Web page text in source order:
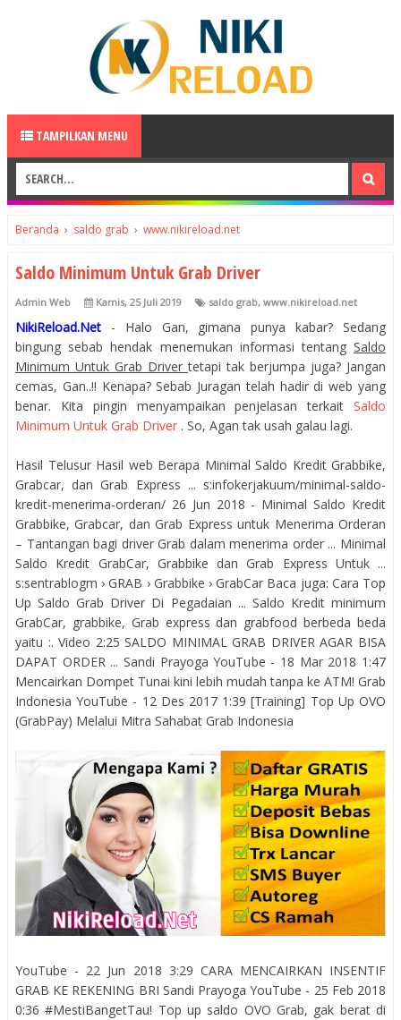
TAMPILKAN MENU
Beranda › saldo grab › www.nikireload.net
Saldo Minimum Untuk Grab Driver
Admin Web Kamis, 25 Juli 2019 saldo grab, www.nikireload.net
NikiReload.Net - Halo Gan, gimana punya kabar? Sedang
bingung sebab hendak menemukan informasi tentang Saldo
Minimum Untuk Grab Drivertetapi tak berjumpa juga? Jangan
cemas, Gan..!! Kenapa? Sebab Juragan telah hadir di web yang
benar. Kita pingin menyampaikan penjelasan terkait Saldo
Minimum Untuk Grab Driver . So, Agan tak usah galau lagi.
Hasil Telusur Hasil web Berapa Minimal Saldo Kredit Grabbike,
Grabcar, dan Grab Express ... s:infokerjakuum/minimal-saldo-
kredit-menerima-orderan/ 26 Jun 2018 - Minimal Saldo Kredit
Grabbike, Grabcar, dan Grab Express untuk Menerima Orderan
– Tantangan bagi driver Grab dalam menerima order ... Minimal
Saldo Kredit GrabCar, Grabbike dan Grab Express Untuk ...
s:sentrablogm › GRAB › Grabbike › GrabCar Baca juga: Cara Top
Up Saldo Grab Driver Di Pegadaian ... Saldo Kredit minimum
GrabCar, grabbike, Grab express dan grabfood berbeda beda
yaitu :. Video 2:25 SALDO MINIMAL GRAB DRIVER AGAR BISA
DAPAT ORDER ... Sandi Prayoga YouTube - 18 Mar 2018 1:47
Mencairkan Dompet Tunai kini lebih mudah tanpa ke ATM! Grab
Indonesia YouTube - 12 Des 2017 1:39 [Training] Top Up OVO
(GrabPay) Melalui Mitra Sahabat Grab Indonesia
YouTube - 22 Jun 2018 3:29 CARA MENCAIRKAN INSENTIF
GRAB KE REKENING BRI Sandi Prayoga YouTube - 25 Feb 2018
0:36 #MestiBangetTau! Top up saldo OVO Grab, gak berat di